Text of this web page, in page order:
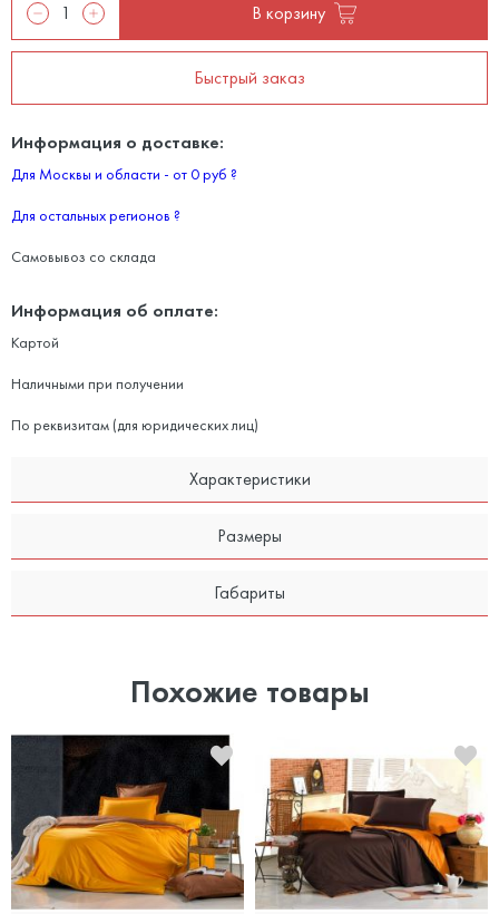
В корзину
Быстрый заказ
Информация о доставке:
Для Москвы и области - от 0 руб ?
Для остальных регионов ?
Самовывоз со склада
Информация об оплате:
Картой
Наличными при получении
По реквизитам (для юридических лиц)
Характеристики
Размеры
Габариты
Похожие товары